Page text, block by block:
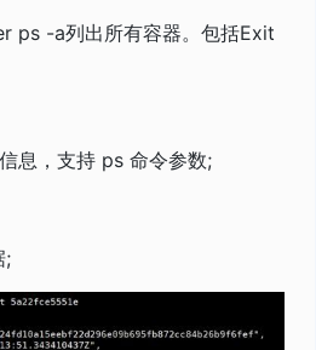
ps -a列出所有容器。包括Exit
息，支持 ps 命令参数;
;